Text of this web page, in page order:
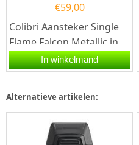
€59,00
Colibri Aansteker Single
Flame Falcon Metallic in
de kleur rood. Deze
Colibri aansteker heeft
In winkelmand
Alternatieve artikelen: